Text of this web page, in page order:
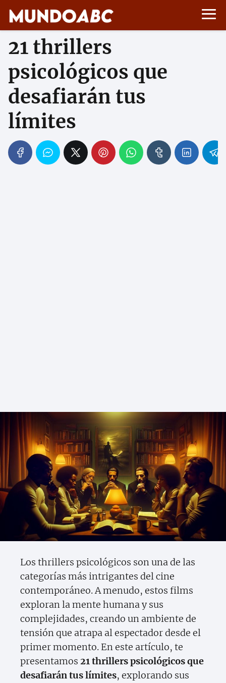
21 thrillers
psicológicos que
desafiarán tus
límites
Los thrillers psicológicos son una de las
categorías más intrigantes del cine
contemporáneo. A menudo, estos films
exploran la mente humana y sus
complejidades, creando un ambiente de
tensión que atrapa al espectador desde el
primer momento. En este artículo, te
presentamos 21 thrillers psicológicos que
desafiarán tus límites, explorando sus